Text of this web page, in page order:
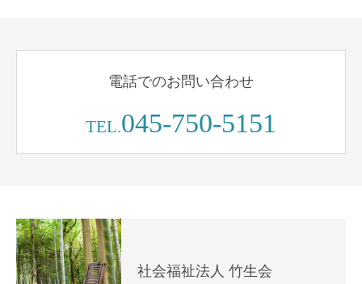
電話でのお問い合わせ
TEL.045-750-5151
社会福祉法人 竹生会